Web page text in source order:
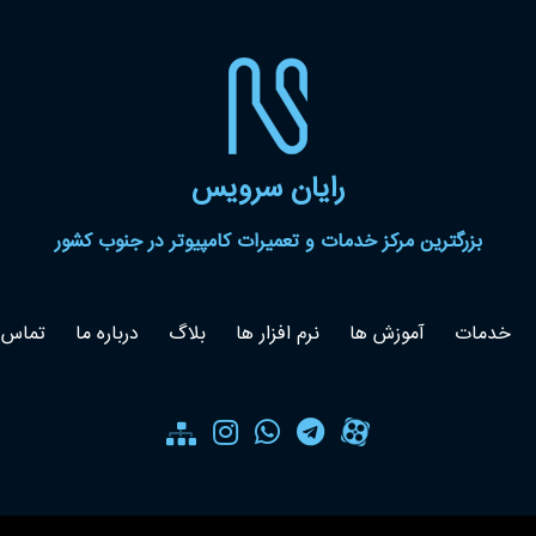
رایان سرویس
بزرگترین مرکز خدمات و تعمیرات کامپیوتر در جنوب کشور
خدمات آموزش ها نرم افزار ها بلاگ درباره ما تماس